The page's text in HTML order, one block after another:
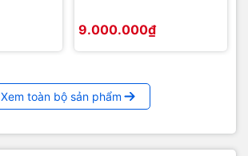
9.000.000₫
Xem toàn bộ sản phẩm